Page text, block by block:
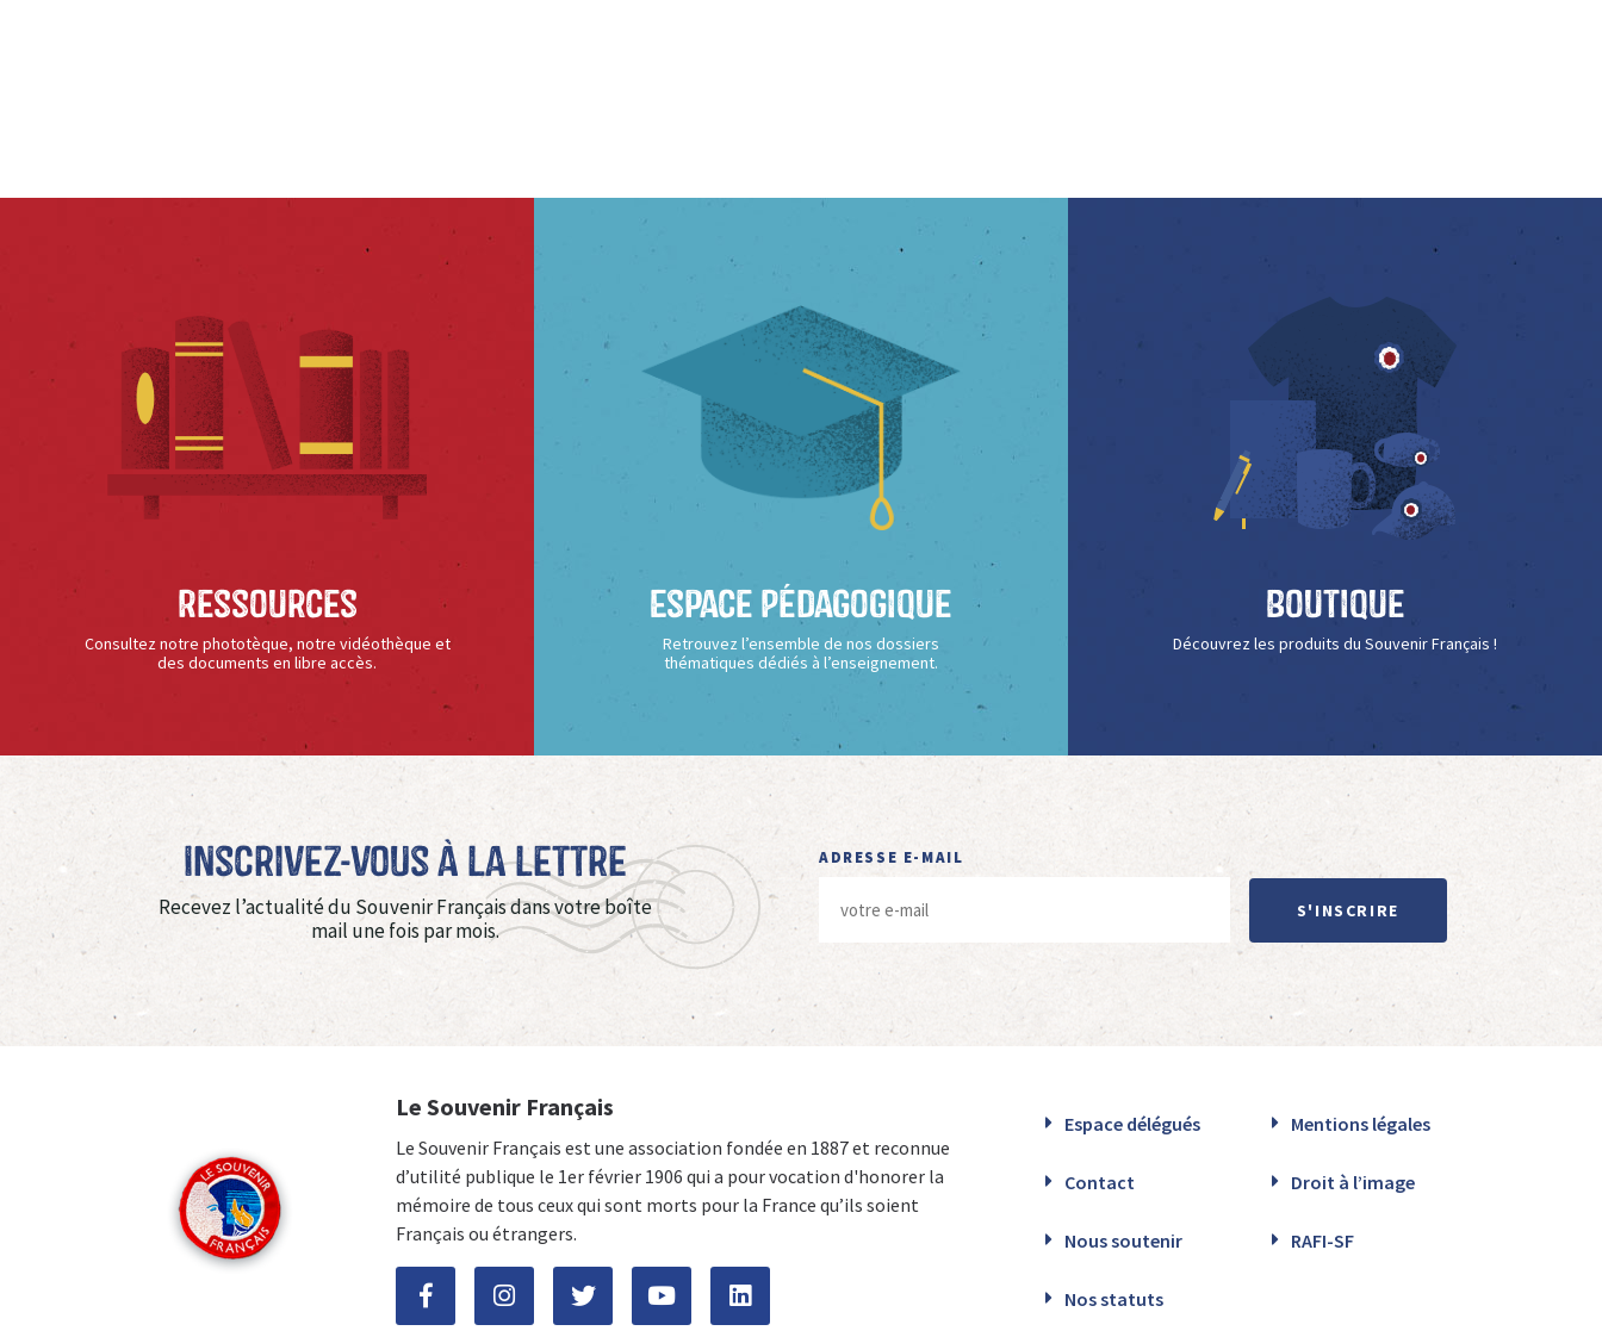
Ressources
Consultez notre phototèque, notre vidéothèque et
des documents en libre accès.
Espace Pédagogique
Retrouvez l’ensemble de nos dossiers
thématiques dédiés à l’enseignement.
Boutique
Découvrez les produits du Souvenir Français !
Inscrivez-vous à La Lettre
Recevez l’actualité du Souvenir Français dans votre boîte
mail une fois par mois.
ADRESSE E-MAIL
S'INSCRIRE
Le Souvenir Français
Le Souvenir Français est une association fondée en 1887 et reconnue
d’utilité publique le 1er février 1906 qui a pour vocation d'honorer la
mémoire de tous ceux qui sont morts pour la France qu’ils soient
Français ou étrangers.
Espace délégués Mentions légales
Contact Droit à l’image
Nous soutenir RAFI-SF
Nos statuts